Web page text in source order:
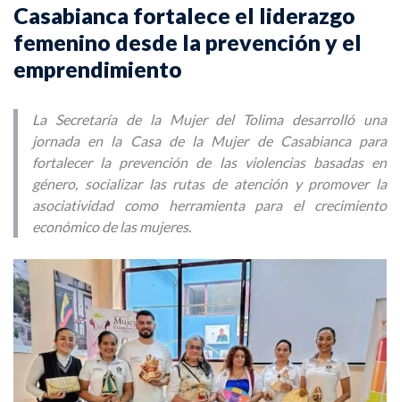
Casabianca fortalece el liderazgo
femenino desde la prevención y el
emprendimiento
La Secretaría de la Mujer del Tolima desarrolló una
jornada en la Casa de la Mujer de Casabianca para
fortalecer la prevención de las violencias basadas en
género, socializar las rutas de atención y promover la
asociatividad como herramienta para el crecimiento
económico de las mujeres.